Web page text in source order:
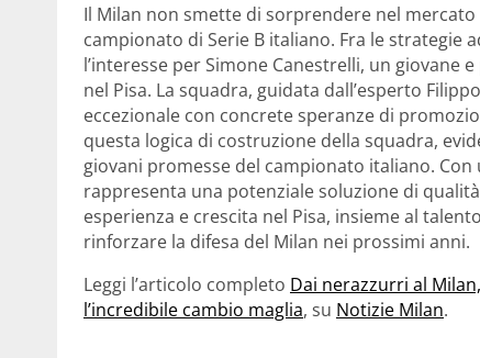
Il Milan non smette di sorprendere nel
campionato di Serie B italiano. Fra le strategie
l’interesse per Simone Canestrelli, un
nel Pisa. La squadra, guidata dall’esperto
eccezionale con concrete speranze di
questa logica di costruzione della squadra,
giovani promesse del campionato italiano.
rappresenta una potenziale soluzione di
esperienza e crescita nel Pisa, insieme al
rinforzare la difesa del Milan nei prossimi anni.
Leggi l’articolo completo Dai nerazzurri al
l’incredibile cambio maglia, su Notizie Milan.